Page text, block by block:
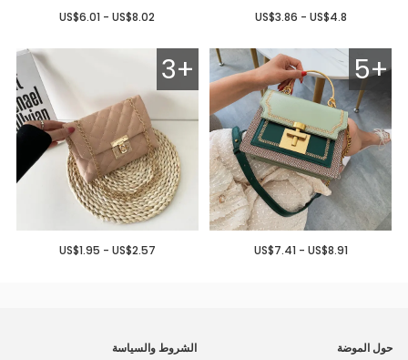
US$3.86 - US$4.8
US$6.01 - US$8.02
5+
US$7.41 - US$8.91
3+
US$1.95 - US$2.57
حول الموضة الشروط والسياسة